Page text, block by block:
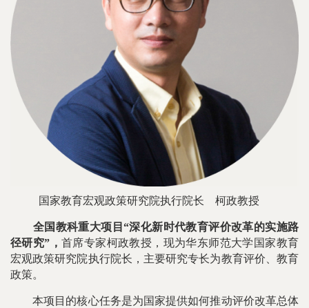
国家教育宏观政策研究院执行院长 柯政教授
全国教科重大项目“深化新时代教育评价改革的实施路
径研究”， 首席专家柯政教授，现为华东师范大学国家教育
宏观政策研究院执行院长，主要研究专长为教育评价、教育
政策。
本项目的核心任务是为国家提供如何推动评价改革总体